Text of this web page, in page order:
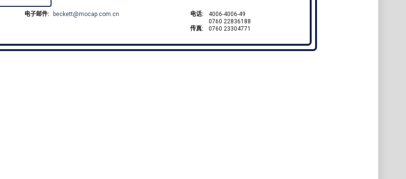
电子邮件: beckett mocap.com.cn 电话:
传真:
4006-4006-49
0760 22836188
0760 23304771